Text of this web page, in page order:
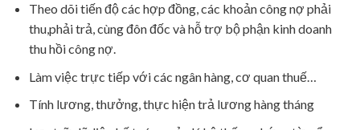
Theo dõi tiến độ các hợp đồng, các khoản công nợ phải
thu,phải trả, cùng đôn đốc và hỗ trợ bộ phận kinh doanh
thu hồi công nợ.
Làm việc trực tiếp với các ngân hàng, cơ quan thuế…
Tính lương, thưởng, thực hiện trả lương hàng tháng